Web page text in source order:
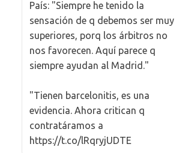
País: "Siempre he tenido la
sensación de q debemos ser muy
superiores, porq los árbitros no
nos favorecen. Aquí parece q
siempre ayudan al Madrid."
"Tienen barcelonitis, es una
evidencia. Ahora critican q
contratáramos a
https://t.co/lRqryjUDTE